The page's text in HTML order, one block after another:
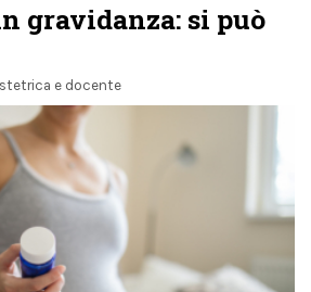
gravidanza: si può
e docente